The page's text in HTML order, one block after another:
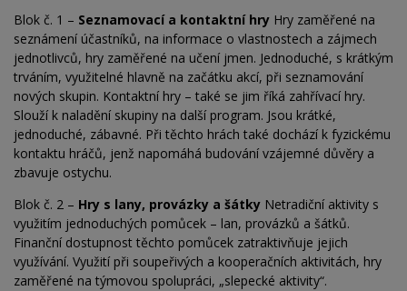
Blok č. 1 – Seznamovací a kontaktní hry Hry zaměřené na
seznámení účastníků, na informace o vlastnostech a zájmech
jednotlivců, hry zaměřené na učení jmen. Jednoduché, s krátkým
trváním, využitelné hlavně na začátku akcí, při seznamování
nových skupin. Kontaktní hry – také se jim říká zahřívací hry.
Slouží k naladění skupiny na další program. Jsou krátké,
jednoduché, zábavné. Při těchto hrách také dochází k fyzickému
kontaktu hráčů, jenž napomáhá budování vzájemné důvěry a
zbavuje ostychu.
Blok č. 2 – Hry s lany, provázky a šátky Netradiční aktivity s
využitím jednoduchých pomůcek – lan, provázků a šátků.
Finanční dostupnost těchto pomůcek zatraktivňuje jejich
využívání. Využití při soupeřivých a kooperačních aktivitách, hry
zaměřené na týmovou spolupráci, „slepecké aktivity“.